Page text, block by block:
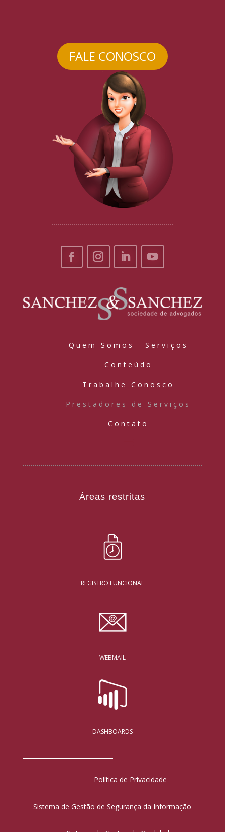
FALE CONOSCO
Quem Somos Serviços
Conteúdo
Trabalhe Conosco
Prestadores de Serviços
Contato
Áreas restritas
REGISTRO FUNCIONAL
WEBMAIL
DASHBOARDS
Política de Privacidade
Sistema de Gestão de Segurança da Informação